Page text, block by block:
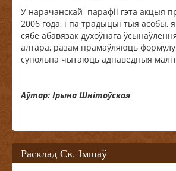
У нарачанскай парафіі гэта акцыя
2006 года, і па традыцыі тыя асобы,
сябе абавязак духоўнага
алтара, разам прамаўляюць формулу
супольна чытаюць адпаведныя
Аўтар: Ірына Шнітоўская
Расклад Св. Імшаў